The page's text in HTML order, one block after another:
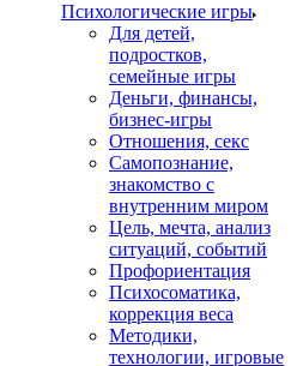
Психологические игры
Для детей,
подростков,
семейные игры
Деньги, финансы,
бизнес-игры
Отношения, секс
Самопознание,
знакомство с
внутренним миром
Цель, мечта, анализ
ситуаций, событий
Профориентация
Психосоматика,
коррекция веса
Методики,
технологии, игровые